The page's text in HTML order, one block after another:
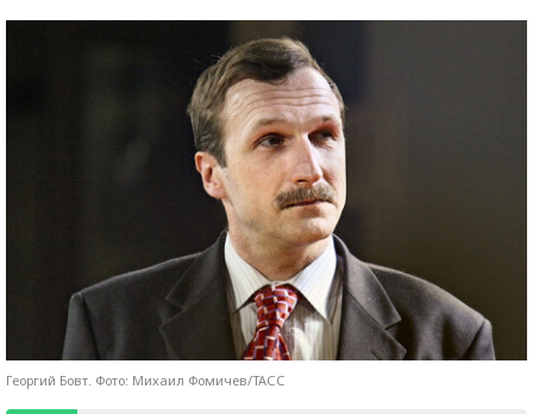
Георгий Бовт. Фото: Михаил Фомичев/ТАСС